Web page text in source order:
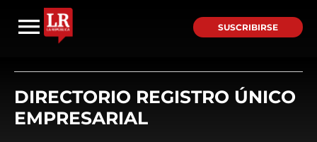
SUSCRIBIRSE
DIRECTORIO REGISTRO ÚNICO
EMPRESARIAL